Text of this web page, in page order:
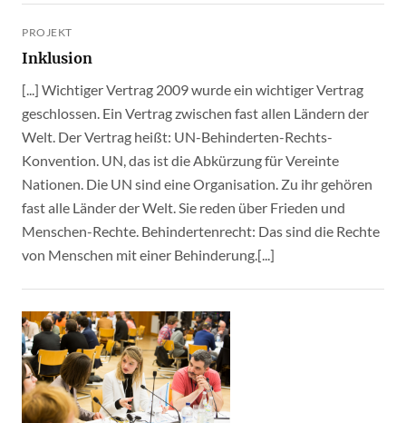
PROJEKT
Inklusion
[...] Wichtiger Vertrag 2009 wurde ein wichtiger Vertrag
geschlossen. Ein Vertrag zwischen fast allen Ländern der
Welt. Der Vertrag heißt: UN-Behinderten-Rechts-
Konvention. UN, das ist die Abkürzung für Vereinte
Nationen. Die UN sind eine Organisation. Zu ihr gehören
fast alle Länder der Welt. Sie reden über Frieden und
Menschen-Rechte. Behindertenrecht: Das sind die Rechte
von Menschen mit einer Behinderung.[...]